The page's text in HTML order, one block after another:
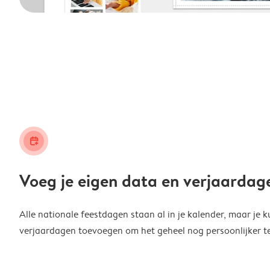
calendar_plus
Voeg je eigen data en
Alle nationale feestdagen staan al in je kalender, maar je
verjaardagen toevoegen om het geheel nog persoonlijker